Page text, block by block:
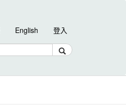
English 登入